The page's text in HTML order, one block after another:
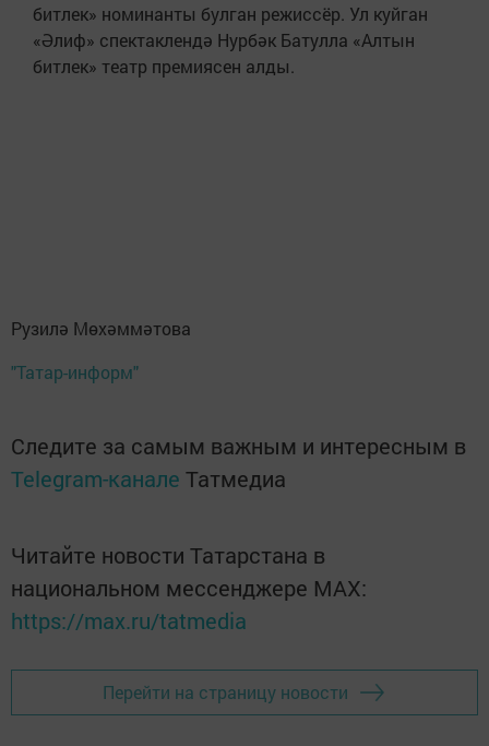
битлек» номинанты булган режиссёр. Ул куйган
«Әлиф» спектаклендә Нурбәк Батулла «Алтын
битлек» театр премиясен алды.
Рузилә Мөхәммәтова
"Татар-информ"
Следите за самым важным и интересным в
Telegram-канале Татмедиа
Читайте новости Татарстана в
национальном мессенджере MАХ:
https://max.ru/tatmedia
Перейти на страницу новости